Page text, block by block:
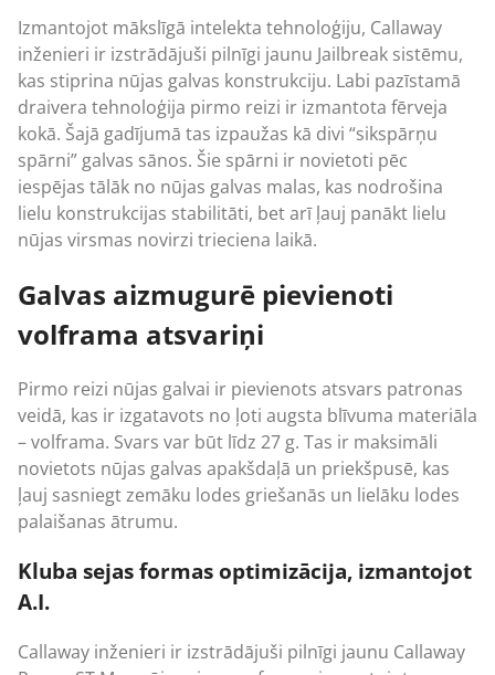
Izmantojot mākslīgā intelekta tehnoloģiju, Callaway
inženieri ir izstrādājuši pilnīgi jaunu Jailbreak sistēmu,
kas stiprina nūjas galvas konstrukciju. Labi pazīstamā
draivera tehnoloģija pirmo reizi ir izmantota fērveja
kokā. Šajā gadījumā tas izpaužas kā divi “sikspārņu
spārni” galvas sānos. Šie spārni ir novietoti pēc
iespējas tālāk no nūjas galvas malas, kas nodrošina
lielu konstrukcijas stabilitāti, bet arī ļauj panākt lielu
nūjas virsmas novirzi trieciena laikā.
Galvas aizmugurē pievienoti
volframa atsvariņi
Pirmo reizi nūjas galvai ir pievienots atsvars patronas
veidā, kas ir izgatavots no ļoti augsta blīvuma materiāla
– volframa. Svars var būt līdz 27 g. Tas ir maksimāli
novietots nūjas galvas apakšdaļā un priekšpusē, kas
ļauj sasniegt zemāku lodes griešanās un lielāku lodes
palaišanas ātrumu.
Kluba sejas formas optimizācija, izmantojot
A.I.
Callaway inženieri ir izstrādājuši pilnīgi jaunu Callaway